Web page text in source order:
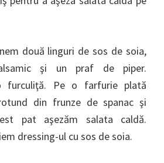
două linguri de sos de soia,
şi un praf de piper.
furculiţă. Pe o farfurie plată
din frunze de spanac şi
pat aşezăm salata caldă.
dressing-ul cu sos de soia.